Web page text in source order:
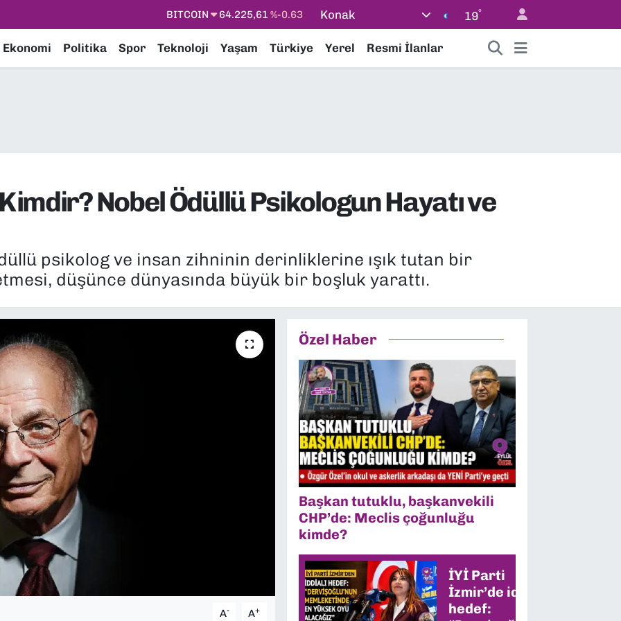
DOLAR 47,7143%0.16
STERLİN
64,2463%0.07
Konak 19°
Ekonomi Politika Spor Teknoloji Yaşam Türkiye Yerel Resmi İlanlar
Nobel Ödüllü Psikologun Hayatı ve
psikolog ve insan zihninin derinliklerine ışık tutan bir
düşünce dünyasında büyük bir boşluk yarattı.
A- A+
Özel Haber
Başkan tutuklu, başkanvekili
CHP’de: Meclis çoğunluğu
kimde?
İYİ Parti
İzmir’de iddialı
hedef: